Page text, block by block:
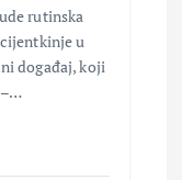
rutinska
u
događaj, koji
–…